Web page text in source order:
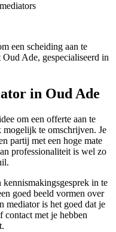
een scheiding aan te
Ade, gespecialiseerd in
in Oud Ade
om een offerte aan te
mogelijk te omschrijven. Je
partij met een hoge mate
professionaliteit is wel zo
in te
goed beeld vormen over
mediator is het goed dat je
met je hebben